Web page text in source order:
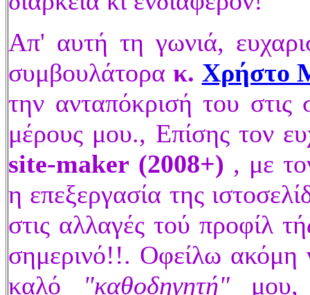
Απ' αυτή τη γωνιά,
συμβουλάτορα κ. Χρήστο
την ανταπόκρισή του στις
μέρους μου., Επίσης τον
site-maker (2008+) , με
η επεξεργασία της
στις αλλαγές τού προφίλ
σημερινό!!. Οφείλω ακόμη
καλό
"καθοδηγητή"